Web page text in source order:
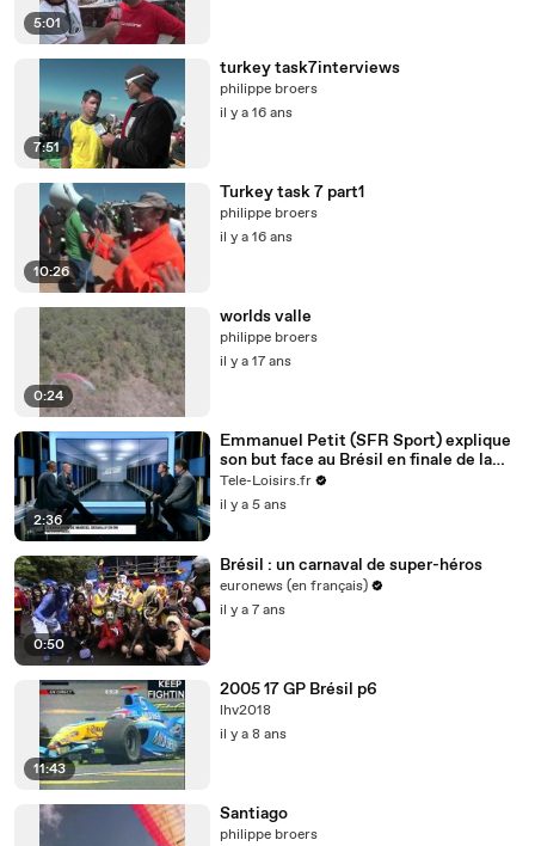
5:01
7:51
turkey task7interviews
philippe broers
il y a 16 ans
10:26
Turkey task 7 part1
philippe broers
il y a 16 ans
0:24
worlds valle
philippe broers
il y a 17 ans
2:36
Emmanuel Petit (SFR Sport) explique
son but face au Brésil en finale de la
Coupe du monde 1998 !
Tele-Loisirs.fr
il y a 5 ans
0:50
Brésil : un carnaval de super-héros
euronews (en français)
il y a 7 ans
11:43
2005 17 GP Brésil p6
lhv2018
il y a 8 ans
Santiago
philippe broers